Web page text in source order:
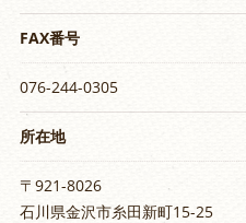
FAX番号
076-244-0305
所在地
〒921-8026
石川県金沢市糸田新町15-25